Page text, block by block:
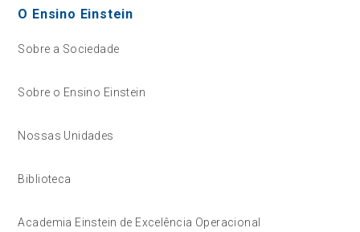
O Ensino Einstein
Sobre a Sociedade
Sobre o Ensino Einstein
Nossas Unidades
Biblioteca
Academia Einstein de Excelência Operacional